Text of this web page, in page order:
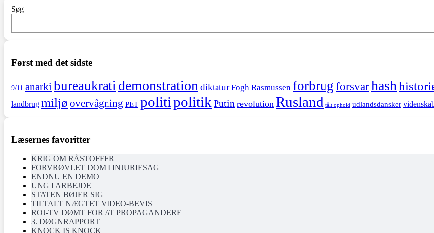
Søg
Først med det sidste
9/11 anarki bureaukrati demonstration diktatur Fogh Rasmussen forbrugforsvarhash
landbrug miljø overvågning PET politipolitik Putin revolution Rusland tålt ophold udlandsdansker
Læsernes favoritter
KRIG OM RÅSTOFFER
FORVRØVLET DOM I INJURIESAG
ENDNU EN DEMO
UNG I ARBEJDE
STATEN BØJER SIG
TILTALT NÆGTET VIDEO-BEVIS
ROJ-TV DØMT FOR AT PROPAGANDERE
3. DØGNRAPPORT
KNOCK IS KNOCK